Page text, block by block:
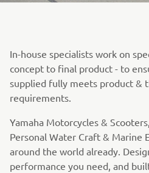
In-house specialists work on
concept to final product - to
supplied fully meets product &
requirements.
Yamaha Motorcycles &
Personal Water Craft & Marine
around the world already.
performance you need, and